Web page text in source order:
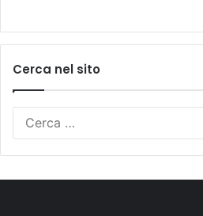
Cerca nel sito